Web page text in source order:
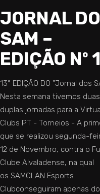
JORNAL
SAM –
EDIÇÃO Nº
13ª EDIÇÃO DO "Jornal dos
Nesta semana tivemos duas
duplas jornadas para a
Clubs PT - Torneios - A
que se realizou segunda-
12 de Novembro, contra o
Clube Alvaladense, na qual
os SAMCLAN Esports
Clubconseguiram apenas